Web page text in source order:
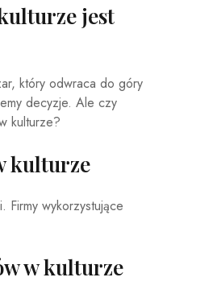
jest
który odwraca do góry
decyzje. Ale czy
kulturze?
kulturze
Firmy wykorzystujące
w kulturze